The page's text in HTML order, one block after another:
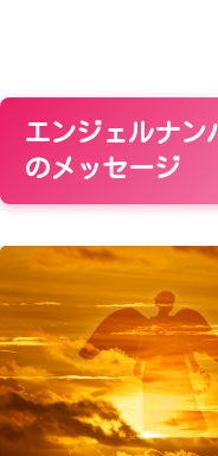
エンジェルナン
のメッセージ